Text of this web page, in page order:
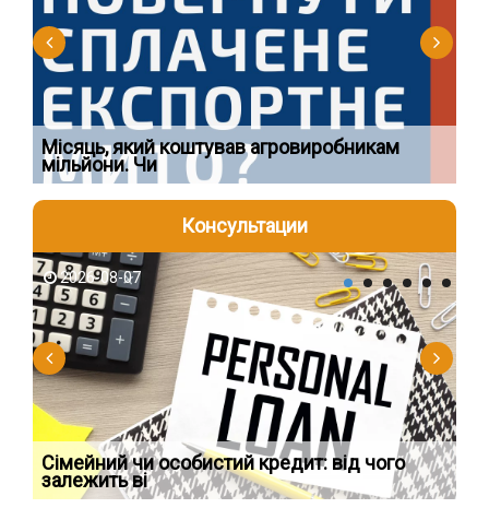
Місяць, який коштував агровиробникам
мільйони. Чи
Консультации
2026-08-07
Сімейний чи особистий кредит: від чого
залежить ві